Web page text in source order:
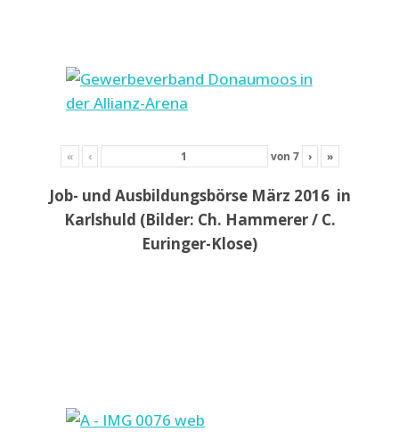
« ‹ von 7 › »
Job- und Ausbildungsbörse März 2016 in
Karlshuld (Bilder: Ch. Hammerer / C.
Euringer-Klose)